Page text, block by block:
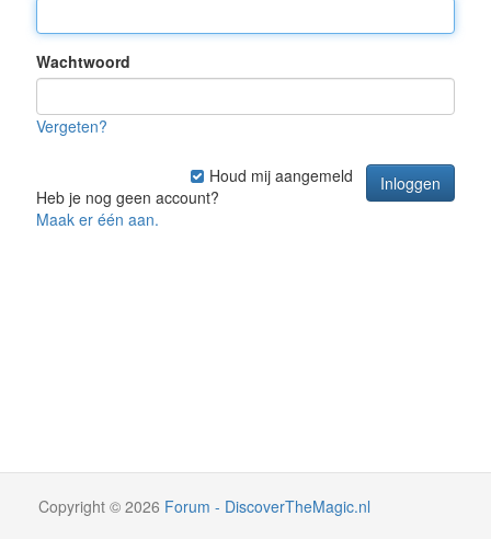
Wachtwoord
Vergeten?
Houd mij aangemeld
Heb je nog geen account?
Maak er één aan.
Copyright © 2026 Forum - DiscoverTheMagic.nl